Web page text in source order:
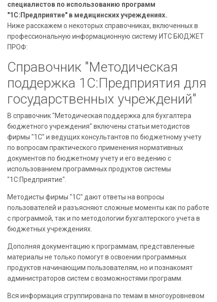
специалистов по использованию программ
"1С:Предприятие" в медицинских учреждениях.
Ниже расскажем о некоторых справочниках, включенных в
профессиональную информационную систему ИТС БЮДЖЕТ
ПРОФ:
Справочник "Методическая
поддержка 1С:Предприятия для
государственных учреждений"
В справочник "Методическая поддержка для бухгалтера
бюджетного учреждения" включены статьи методистов
фирмы "1С" и ведущих консультантов по бюджетному учету
по вопросам практического применения нормативных
документов по бюджетному учету и его ведению с
использованием программных продуктов системы
"1С:Предприятие".
Методисты фирмы "1С" дают ответы на вопросы
пользователей и разъясняют сложные моменты как по работе
с программой, так и по методологии бухгалтерского учета в
бюджетных учреждениях.
Дополняя документацию к программам, представленные
материалы не только помогут в освоении программных
продуктов начинающим пользователям, но и познакомят
администраторов систем с возможностями программ.
Вся информация сгруппирована по темам в многоуровневом